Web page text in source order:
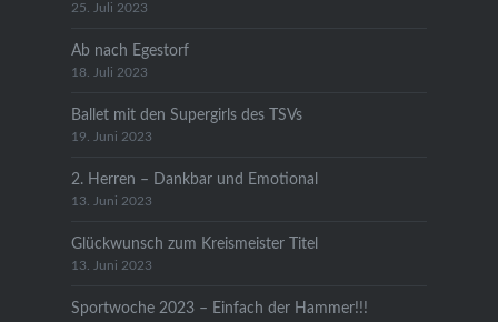
25. Juli 2023
Ab nach Egestorf
18. Juli 2023
Ballet mit den Supergirls des TSVs
19. Juni 2023
2. Herren – Dankbar und Emotional
13. Juni 2023
Glückwunsch zum Kreismeister Titel
13. Juni 2023
Sportwoche 2023 – Einfach der Hammer!!!